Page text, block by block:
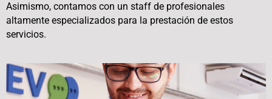
Asimismo, contamos con un staff de profesionales
altamente especializados para la prestación de estos
servicios.